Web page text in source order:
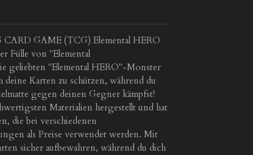
GAME (TCG) Elemental HERO
Fülle von "Elemental
geliebten "Elemental HERO"-Monster
deine Karten zu schützen, während du
gegen deinen Gegner kämpfst!
Materialien hergestellt und hat
die bei verschiedenen
als Preise verwendet werden. Mit
sicher aufbewahren, während du dich